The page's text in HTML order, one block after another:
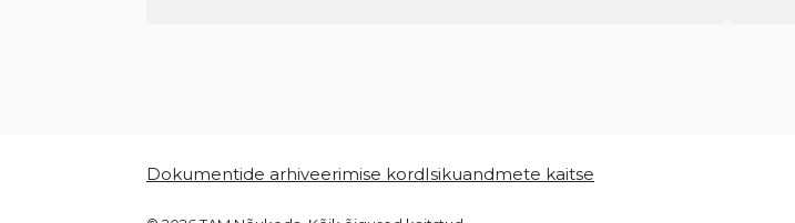
Dokumentide arhiveerimise kordIsikuandmete kaitse